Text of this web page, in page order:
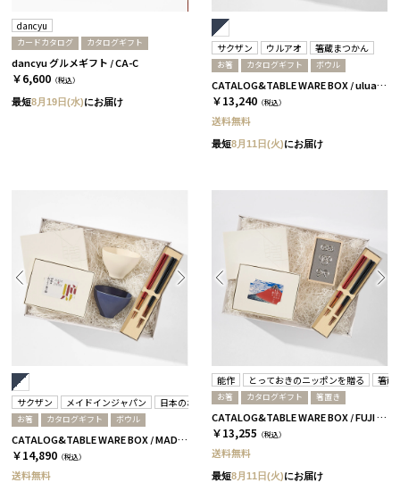
dancyu
カードカタログ カタログギフト
dancyu グルメギフト / CA-C
￥6,600 （税込）
最短8月19日(水)にお届け
サクザン ウルアオ 箸蔵まつかん
お箸 カタログギフト ボウル
CATALOG&TABLE WARE BOX / uluao / ネイビー&ホワイト / 全5種 アウレリアーナ
￥13,240 （税込）
送料無料
最短8月11日(火)にお届け
サクザン メイドインジャパン 日本のおいしい食べ物 箸蔵まつかん
お箸 カタログギフト ボウル
CATALOG&TABLE WARE BOX / MADE IN JAPAN / ネイビー&ホワイト / 全5種 C MJ06＋橙
￥14,890 （税込）
送料無料
能作 とっておきのニッポンを贈る 箸蔵
お箸 カタログギフト 箸置き
CATALOG&TABLE WARE BOX / FUJI / 紅白 / 全5種 栄-C
￥13,255 （税込）
送料無料
最短8月11日(火)にお届け